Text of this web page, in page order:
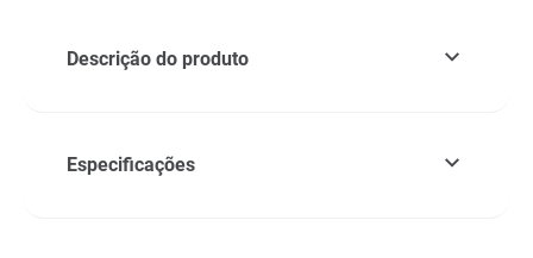
Descrição do produto
Especificações